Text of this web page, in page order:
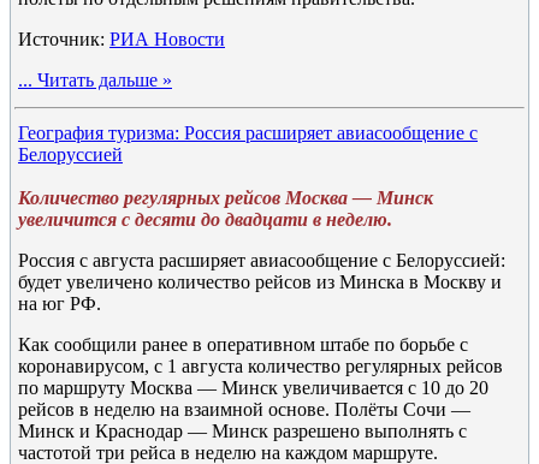
Источник: РИА Новости
... Читать дальше »
География туризма: Россия расширяет авиасообщение с
Белоруссией
Количество регулярных рейсов Москва — Минск
увеличится с десяти до двадцати в неделю.
Россия с августа расширяет авиасообщение с Белоруссией:
будет увеличено количество рейсов из Минска в Москву и
на юг РФ.
Как сообщили ранее в оперативном штабе по борьбе с
коронавирусом, с 1 августа количество регулярных рейсов
по маршруту Москва — Минск увеличивается с 10 до 20
рейсов в неделю на взаимной основе. Полёты Сочи —
Минск и Краснодар — Минск разрешено выполнять с
частотой три рейса в неделю на каждом маршруте.